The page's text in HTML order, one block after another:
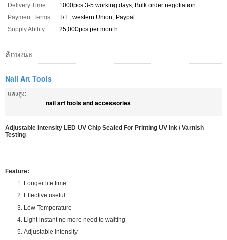
Delivery Time:
1000pcs 3-5 working days, Bulk order negotiation
Payment Terms:
T/T , western Union, Paypal
Supply Ability:
25,000pcs per month
ลักษณะ
Nail Art Tools
แสงสูง:
nail art tools and accessories
Adjustable Intensity LED UV Chip Sealed For Printing UV Ink / Varnish
Testing
Feature:
1. Longer life time.
2. Effective useful
3. Low Temperature
4. Light instant no more need to waiting
5. Adjustable intensity